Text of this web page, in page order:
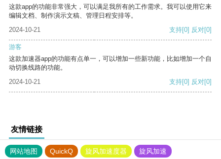
这款app的功能非常强大，可以满足我所有的工作需求。我可以使用它来
编辑文档、制作演示文稿、管理日程安排等。
2024-10-21
支持[0] 反对[0]
游客
这款加速器app的功能有点单一，可以增加一些新功能，比如增加一个自
动切换线路的功能。
2024-10-21
支持[0] 反对[0]
友情链接
网站地图 QuickQ 旋风加速度器
旋风加速